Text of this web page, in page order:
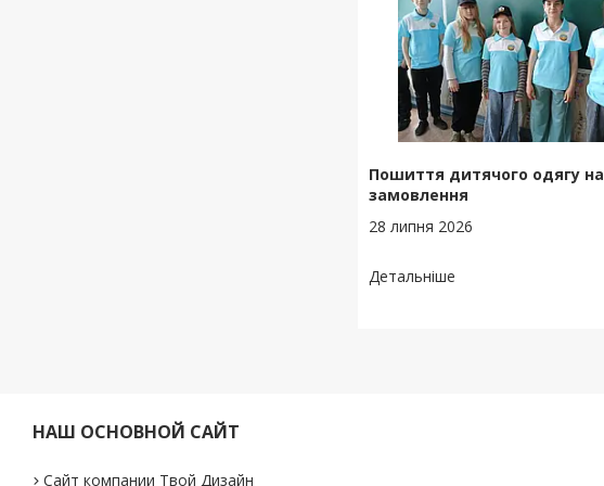
Пошиття дитячого одягу на
замовлення
28 липня 2026
НАШ ОСНОВНОЙ САЙТ
Сайт компании Твой Дизайн